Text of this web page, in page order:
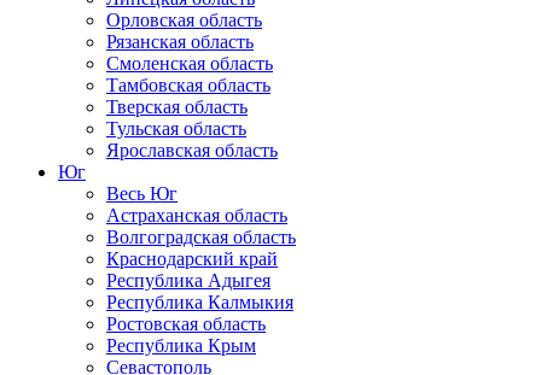
Орловская область
Рязанская область
Смоленская область
Тамбовская область
Тверская область
Тульская область
Ярославская область
Юг
Весь Юг
Астраханская область
Волгоградская область
Краснодарский край
Республика Адыгея
Республика Калмыкия
Ростовская область
Республика Крым
Севастополь